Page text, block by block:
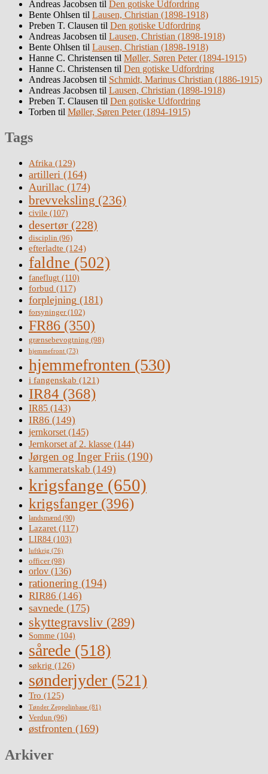
Andreas Jacobsen til Den gotiske Udfordring
Bente Ohlsen til Lausen, Christian (1898-1918)
Preben T. Clausen til Den gotiske Udfordring
Andreas Jacobsen til Lausen, Christian (1898-1918)
Bente Ohlsen til Lausen, Christian (1898-1918)
Hanne C. Christensen til Møller, Søren Peter (1894-1915)
Hanne C. Christensen til Den gotiske Udfordring
Andreas Jacobsen til Schmidt, Marinus Christian (1886-1915)
Andreas Jacobsen til Lausen, Christian (1898-1918)
Preben T. Clausen til Den gotiske Udfordring
Torben til Møller, Søren Peter (1894-1915)
Tags
Afrika (129)
artilleri (164)
Aurillac (174)
brevveksling (236)
civile (107)
desertør (228)
disciplin (96)
efterladte (124)
faldne (502)
faneflugt (110)
forbud (117)
forplejning (181)
forsyninger(102)
FR86 (350)
grænsebevogtning (98)
hjemmefront (73)
hjemmefronten (530)
i fangenskab (121)
IR84 (368)
IR85 (143)
IR86 (149)
jernkorset(145)
Jernkorset af 2. klasse (144)
Jørgen og Inger Friis (190)
kammeratskab (149)
krigsfange (650)
krigsfanger (396)
landsmænd (90)
Lazaret (117)
LIR84 (103)
luftkrig (76)
officer(98)
orlov (136)
rationering (194)
RIR86 (146)
savnede (175)
skyttegravsliv (289)
Somme (104)
sårede (518)
søkrig (126)
sønderjyder (521)
Tro (125)
Tønder Zeppelinbase (81)
Verdun (96)
østfronten (169)
Arkiver